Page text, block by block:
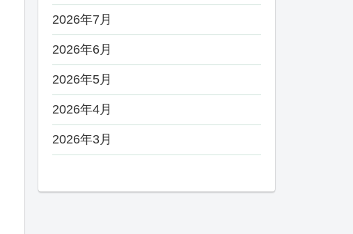
2026年7月
2026年6月
2026年5月
2026年4月
2026年3月